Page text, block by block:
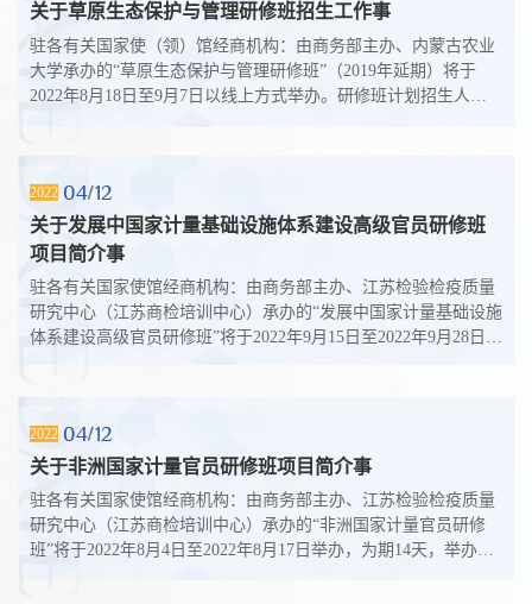
关于草原生态保护与管理研修班招生工作事
驻各有关国家使（领）馆经商机构：由商务部主办、内蒙古农业
大学承办的“草原生态保护与管理研修班”（2019年延期）将于
2022年8月18日至9月7日以线上方式举办。研修班计划招生人数
2022 04 12
关于发展中国家计量基础设施体系建设高级官员研修班
项目简介事
驻各有关国家使馆经商机构：由商务部主办、江苏检验检疫质量
研究中心（江苏商检培训中心）承办的“发展中国家计量基础设施
体系建设高级官员研修班”将于2022年9月15日至2022年9月28日举
2022 04 12
关于非洲国家计量官员研修班项目简介事
驻各有关国家使馆经商机构：由商务部主办、江苏检验检疫质量
研究中心（江苏商检培训中心）承办的“非洲国家计量官员研修
班”将于2022年8月4日至2022年8月17日举办，为期14天，举办方